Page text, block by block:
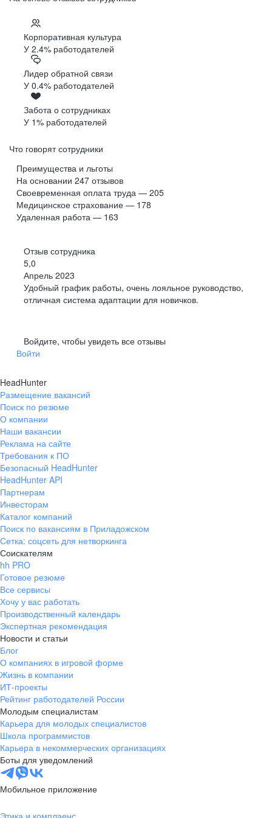
Корпоративная культура
У 2.4% работодателей
Лидер обратной связи
У 0.4% работодателей
Забота о сотрудниках
У 1% работодателей
Что говорят сотрудники
Преимущества и льготы
На основании 247 отзывов
Своевременная оплата труда — 205
Медицинское страхование — 178
Удаленная работа — 163
Отзыв сотрудника
5,0
Апрель 2023
Удобный график работы, очень лояльное руководство,
отличная система адаптации для новичков.
Войдите, чтобы увидеть все отзывы
Войти
HeadHunter
Размещение вакансий
Поиск по резюме
О компании
Наши вакансии
Реклама на сайте
Требования к ПО
Безопасный HeadHunter
HeadHunter API
Партнерам
Инвесторам
Каталог компаний
Поиск по вакансиям в Приладожском
Сетка: соцсеть для нетворкинга
Соискателям
hh PRO
Готовое резюме
Все сервисы
Хочу у вас работать
Производственный календарь
Экспертная рекомендация
Новости и статьи
Блог
О компаниях в игровой форме
Жизнь в компании
ИТ-проекты
Рейтинг работодателей России
Молодым специалистам
Карьера для молодых специалистов
Школа программистов
Карьера в некоммерческих организациях
Боты для уведомлений
Мобильное приложение